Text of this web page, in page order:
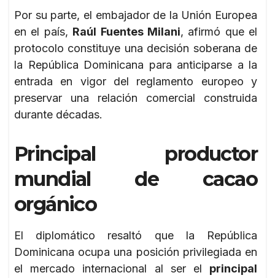
Por su parte, el embajador de la Unión Europea
en el país, Raúl Fuentes Milani, afirmó que el
protocolo constituye una decisión soberana de
la República Dominicana para anticiparse a la
entrada en vigor del reglamento europeo y
preservar una relación comercial construida
durante décadas.
Principal productor
mundial de cacao
orgánico
El diplomático resaltó que la República
Dominicana ocupa una posición privilegiada en
el mercado internacional al ser el principal